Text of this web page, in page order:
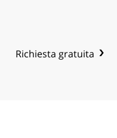
Richiesta gratuita